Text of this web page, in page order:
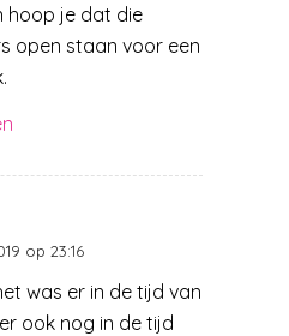
hoop je dat die
open staan voor een
op 23:16
was er in de tijd van
ook nog in de tijd